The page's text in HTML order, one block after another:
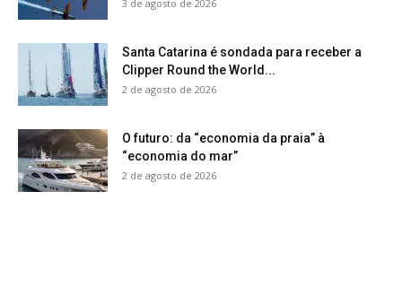
3 de agosto de 2026
Santa Catarina é sondada para receber a
Clipper Round the World...
2 de agosto de 2026
O futuro: da “economia da praia” à
“economia do mar”
2 de agosto de 2026